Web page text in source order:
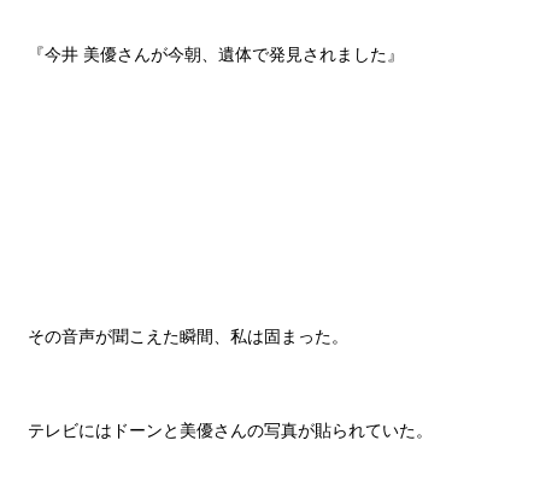
『今井 美優さんが今朝、遺体で発見されました』
その音声が聞こえた瞬間、私は固まった。
テレビにはドーンと美優さんの写真が貼られていた。